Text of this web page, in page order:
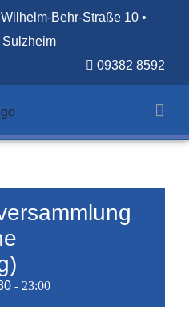
Behr-Straße 10 •
09382 8592
- 23:00